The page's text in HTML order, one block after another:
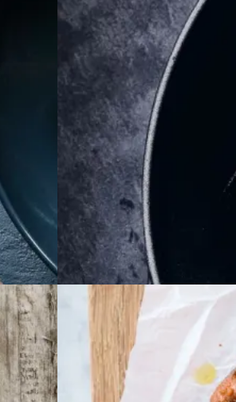
BraiseretBraiseret
oksetværreboksetvæ
rreb
Gem opskrift
Dansk mad
Vintermad
Aftensmad